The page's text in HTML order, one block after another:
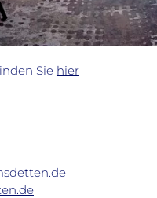
Sie hier